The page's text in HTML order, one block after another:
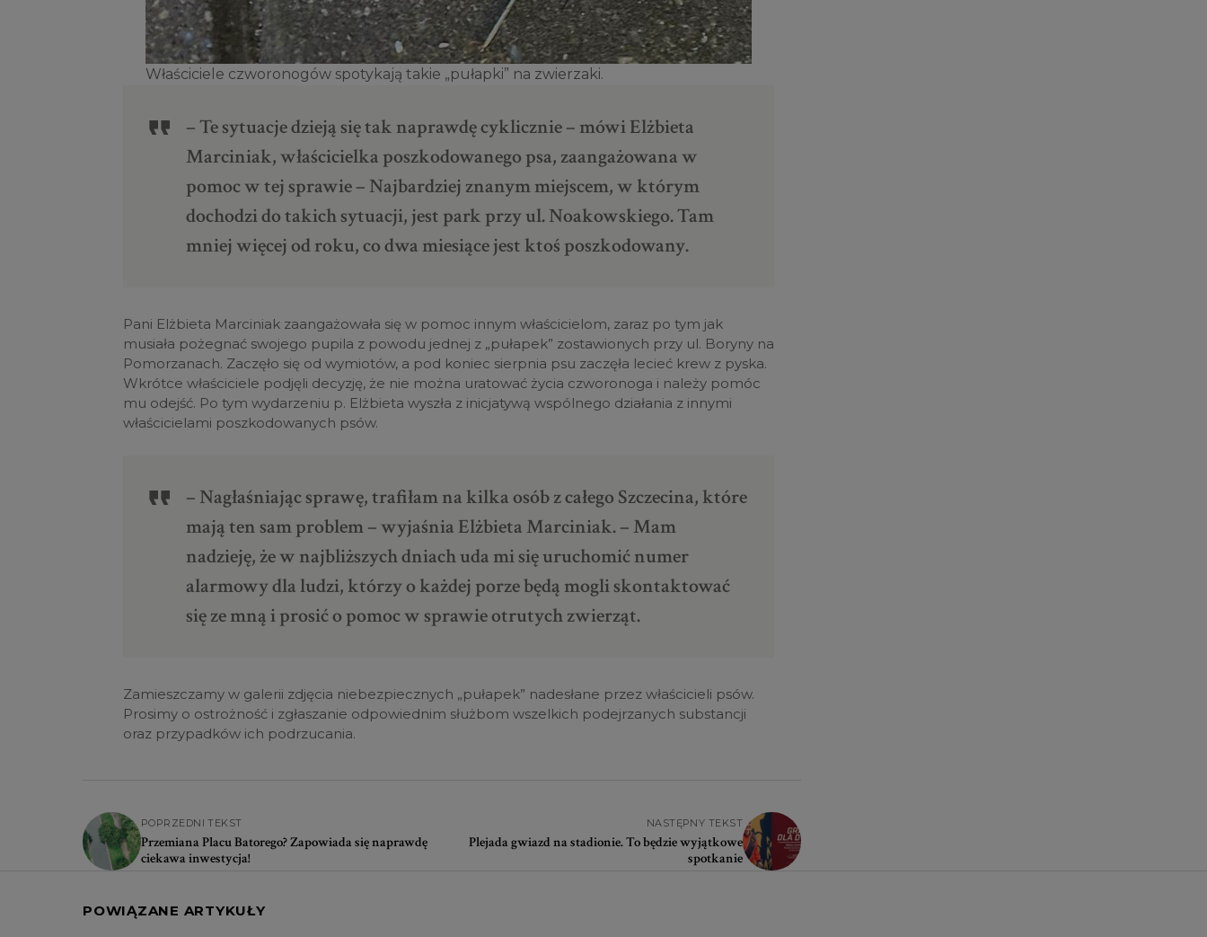
Właściciele czworonogów spotykają takie „pułapki” na zwierzaki.
– Te sytuacje dzieją się tak naprawdę cyklicznie – mówi Elżbieta
Marciniak, właścicielka poszkodowanego psa, zaangażowana w
pomoc w tej sprawie – Najbardziej znanym miejscem, w którym
dochodzi do takich sytuacji, jest park przy ul. Noakowskiego. Tam
mniej więcej od roku, co dwa miesiące jest ktoś poszkodowany.
Pani Elżbieta Marciniak zaangażowała się w pomoc innym właścicielom, zaraz po tym jak
musiała pożegnać swojego pupila z powodu jednej z „pułapek” zostawionych przy ul. Boryny na
Pomorzanach. Zaczęło się od wymiotów, a pod koniec sierpnia psu zaczęła lecieć krew z pyska.
Wkrótce właściciele podjęli decyzję, że nie można uratować życia czworonoga i należy pomóc
mu odejść. Po tym wydarzeniu p. Elżbieta wyszła z inicjatywą wspólnego działania z innymi
właścicielami poszkodowanych psów.
– Nagłaśniając sprawę, trafiłam na kilka osób z całego Szczecina, które
mają ten sam problem – wyjaśnia Elżbieta Marciniak. – Mam
nadzieję, że w najbliższych dniach uda mi się uruchomić numer
alarmowy dla ludzi, którzy o każdej porze będą mogli skontaktować
się ze mną i prosić o pomoc w sprawie otrutych zwierząt.
Zamieszczamy w galerii zdjęcia niebezpiecznych „pułapek” nadesłane przez właścicieli psów.
Prosimy o ostrożność i zgłaszanie odpowiednim służbom wszelkich podejrzanych substancji
oraz przypadków ich podrzucania.
POPRZEDNI TEKST
Przemiana Placu Batorego? Zapowiada się naprawdę
ciekawa inwestycja!
NASTĘPNY TEKST
Plejada gwiazd na stadionie. To będzie wyjątkowe
spotkanie
POWIĄZANE ARTYKUŁY